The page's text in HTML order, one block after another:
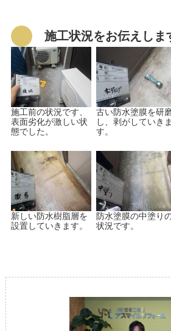
施工状況をお伝えしま
施工前の状況です、
表面劣化が激しい状
態でした。
古い防水塗膜を研
し、剥がしていきま
す。
新しい防水樹脂層を
設置していきます。
防水塗膜の中塗り
状況です。